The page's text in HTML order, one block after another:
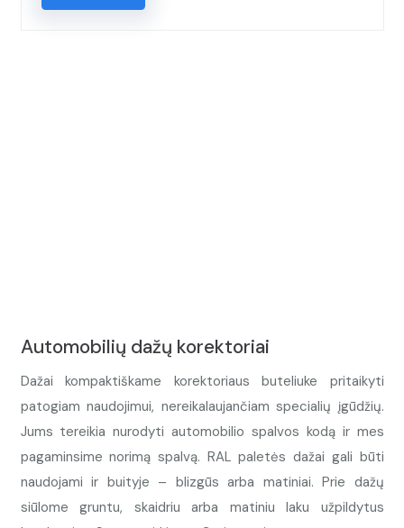
Automobilių dažų korektoriai
Dažai kompaktiškame korektoriaus buteliuke pritaikyti
patogiam naudojimui, nereikalaujančiam specialių įgūdžių.
Jums tereikia nurodyti automobilio spalvos kodą ir mes
pagaminsime norimą spalvą. RAL paletės dažai gali būti
naudojami ir buityje – blizgūs arba matiniai. Prie dažų
siūlome gruntu, skaidriu arba matiniu laku užpildytus